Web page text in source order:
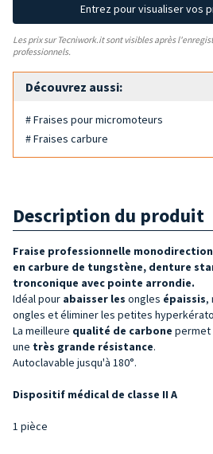
Entrez pour visualiser vos
Les prix sur Tecniwork.it sont visibles après
professionnels.
Découvrez aussi:
# Fraises pour micromoteurs
# Fraises carbure
Description du produit
Fraise professionnelle
en carbure de tungstène, denture
tronconique avec pointe arrondie.
Idéal pour abaisser les ongles épaissis,
ongles et éliminer les petites
La meilleure qualité de carbone permet
une très grande résistance.
Autoclavable jusqu'à 180°.
Dispositif médical de classe II A
1 pièce